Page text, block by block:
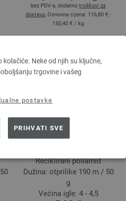
Neke od njih su ključne,
trgovine i vašeg
postavke
PRIHVATI SVE
bez PDV-a, dodatno troškovi za
dostavu, Osnovna cijena: 116,80 € -
150,40 € / kg
PER FORTUNA (GOTS)
Reciklirani poliamid
Dužina: otprilike 190 m / 50
g
Većina igle: 4 - 4,5